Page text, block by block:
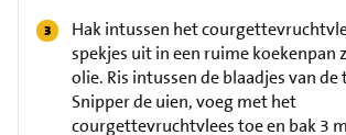
Hak intussen het
spekjes uit in een ruime koekenpan
olie. Ris intussen de blaadjes van
Snipper de uien, voeg met het
courgettevruchtvlees toe en bak 3